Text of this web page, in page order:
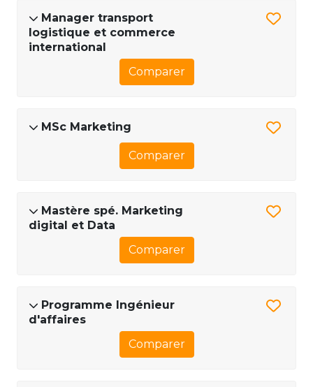
Manager transport
logistique et commerce
international
Comparer
MSc Marketing
Comparer
Mastère spé. Marketing
digital et Data
Comparer
Programme Ingénieur
d'affaires
Comparer